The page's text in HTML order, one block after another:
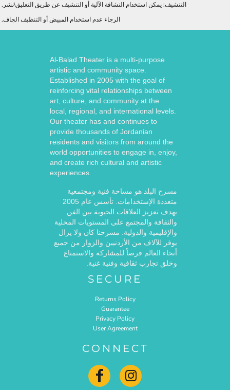
التنشيف: يمكن استخدام النشافة الآلية أو التنشيف عن طريق التعليق\نشر.
الرجاء عدم استخدام المبيض أو التنظيف الجاف.
Al-Balad Theater is a multi-purpose
artistic and community space.
Established in 2005 with the goal of
reinforcing vital relationships between
art, culture, and community at the
local, regional, and international levels.
Our theater has and continues to
provide thousands of Jordanian
residents and visitors from around the
world opportunities to engage in, enjoy,
and create rich cultural and artistic
experiences.
مسرح البلد هو مساحة فنية ومجتمعية
متعددة الإستخدامات. تأسس عام 2005
بهدف تعزيز العلاقات الحيوية بين الفن
والثقافة والمجتمع على المستويات المحلية
والإقليمية والدولية. مسرحنا كان ولا يزال
يوفر للآلاف من الأردنيين والزوار من جميع
أنحاء العالم فرصاً للمشاركة والاستمتاع
وخلق تجارب ثقافية وفنية غنية.
SECURE
Returns Policy
Guarantee
Privacy Policy
User Agreement
CONNECT